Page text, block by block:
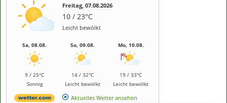
Freitag, 07.08.2026
10 / 23°C
Leicht bewölkt
Sa, 08.08.
9 / 25°C
Sonnig
So, 09.08.
14 / 32°C
Leicht bewölkt
Mo, 10.08.
19 / 33°C
Leicht bewölkt
Aktuelles Wetter ansehen